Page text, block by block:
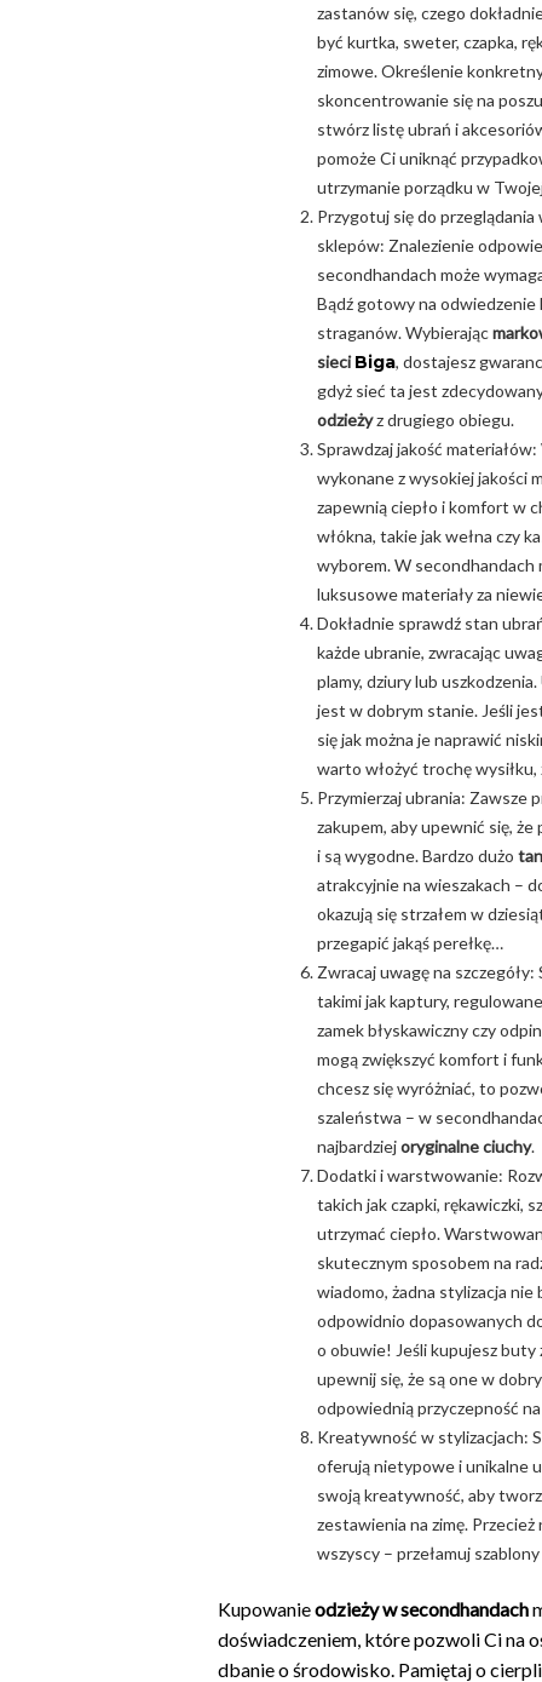
zastanów się, czego
być kurtka, sweter, czapka,
zimowe. Określenie
skoncentrowanie się na
stwórz listę ubrań i
pomoże Ci uniknąć
utrzymanie porządku w
Przygotuj się do przeglądania
sklepów: Znalezienie
secondhandach może
Bądź gotowy na
straganów. Wybierając
sieciBiga, dostajesz
gdyż sieć ta jest
odzieżyz drugiego obiegu.
Sprawdzaj jakość
wykonane z wysokiej jakości
zapewnią ciepło i komfort w
włókna, takie jak wełna czy
wyborem. W secondhandach
luksusowe materiały za
Dokładnie sprawdź stan
każde ubranie, zwracając
plamy, dziury lub
jest w dobrym stanie. Jeśli
się jak można je naprawić
warto włożyć trochę
Przymierzaj ubrania: Zawsze
zakupem, aby upewnić się,
i są wygodne. Bardzo dużo
atrakcyjnie na wieszakach –
okazują się strzałem w
przegapić jakąś perełkę…
Zwracaj uwagę na
takimi jak kaptury,
zamek błyskawiczny czy
mogą zwiększyć komfort i
chcesz się wyróżniać, to
szaleństwa – w
najbardziejoryginalne ciuchy.
Dodatki i warstwowanie:
takich jak czapki, rękawiczki,
utrzymać ciepło.
skutecznym sposobem na
wiadomo, żadna stylizacja nie
odpowidnio dopasowanych
o obuwie! Jeśli kupujesz buty
upewnij się, że są one w
odpowiednią przyczepność
Kreatywność w stylizacjach:
oferują nietypowe i unikalne
swoją kreatywność, aby
zestawienia na zimę.
wszyscy – przełamuj
Kupowanieodzieży w secondhandach
doświadczeniem, które pozwoli Ci na
dbanie o środowisko. Pamiętaj o